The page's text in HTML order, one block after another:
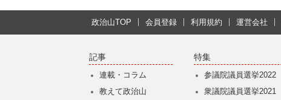
政治山TOP 会員登録 利用規約 運営会社
記事
連載・コラム
教えて政治山
特集
参議院議員選挙2022
衆議院議員選挙2021